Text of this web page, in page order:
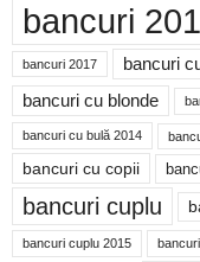
bancuri
bancuri 2017 bancuri
bancuri cu blonde
bancuri cu bulă 2014
bancuri cu copii
bancuri cuplu
bancuri cuplu 2015